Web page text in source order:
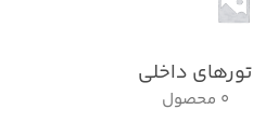
تورهای داخلی
0 محصول